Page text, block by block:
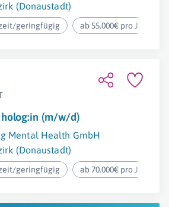
(Donaustadt)
geringfügig ab 55.000€ pro Jahr
(m/w/d)
Mental Health GmbH
(Donaustadt)
geringfügig ab 70.000€ pro Jahr